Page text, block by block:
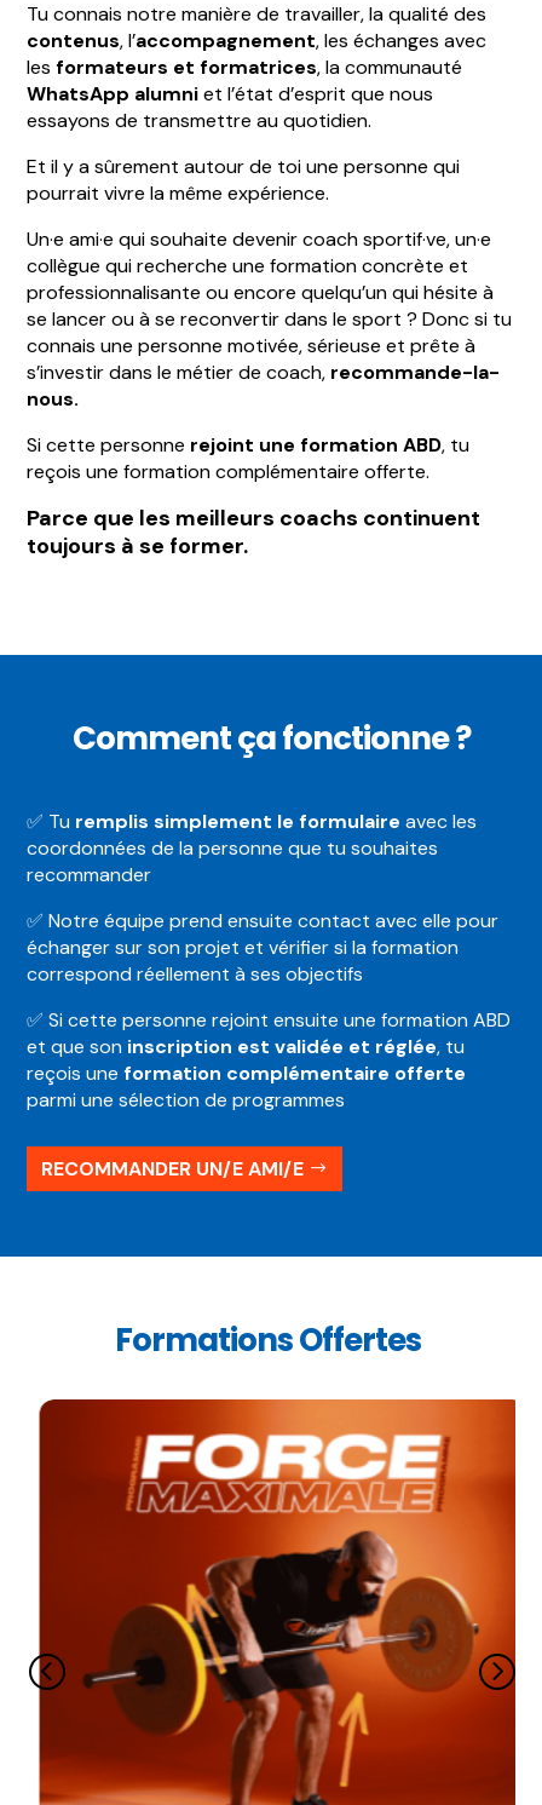
Tu connais notre manière de travailler, la qualité des
contenus, l’accompagnement, les échanges avec
lesformateurs et formatrices, la communauté
WhatsApp alumniet l’état d’esprit que nous
essayons de transmettre au quotidien.
Et il y a sûrement autour de toi une personne qui
pourrait vivre la même expérience.
Un·e ami·e qui souhaite devenir coach sportif·ve, un·e
collègue qui recherche une formation concrète et
professionnalisante ou encore quelqu’un qui hésite à
se lancer ou à se reconvertir dans le sport ?Donc si tu
connais une personne motivée, sérieuse et prête à
s’investir dans le métier de coach, recommande-la-
nous.
Si cette personne rejoint une formation ABD, tu
reçois une formation complémentaire offerte.
Parce que les meilleurs coachs continuent
toujours à se former.
Comment ça fonctionne ?
✅ Tu remplis simplement le formulaire avec les
coordonnées de la personne que tu souhaites
recommander
✅ Notre équipe prend ensuite contact avec elle pour
échanger sur son projet et vérifier si la formation
correspond réellement à ses objectifs
✅ Si cette personne rejoint ensuite une formation ABD
et que son inscription est validée et réglée, tu
reçois uneformation complémentaire offerte
parmi une sélection de programmes
RECOMMANDER UN/E AMI/E
Formations Offertes